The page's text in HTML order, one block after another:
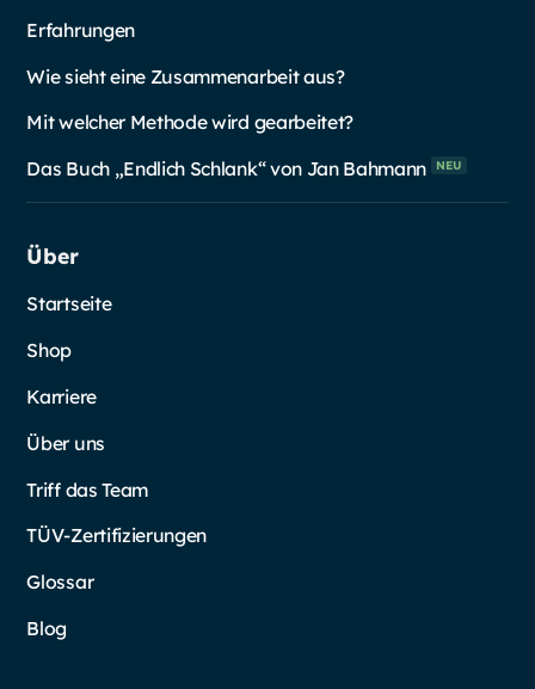
Erfahrungen
Wie sieht eine Zusammenarbeit aus?
Mit welcher Methode wird gearbeitet?
Das Buch „Endlich Schlank“ von Jan Bahmann NEU
Über
Startseite
Shop
Karriere
Über uns
Triff das Team
TÜV-Zertifizierungen
Glossar
Blog